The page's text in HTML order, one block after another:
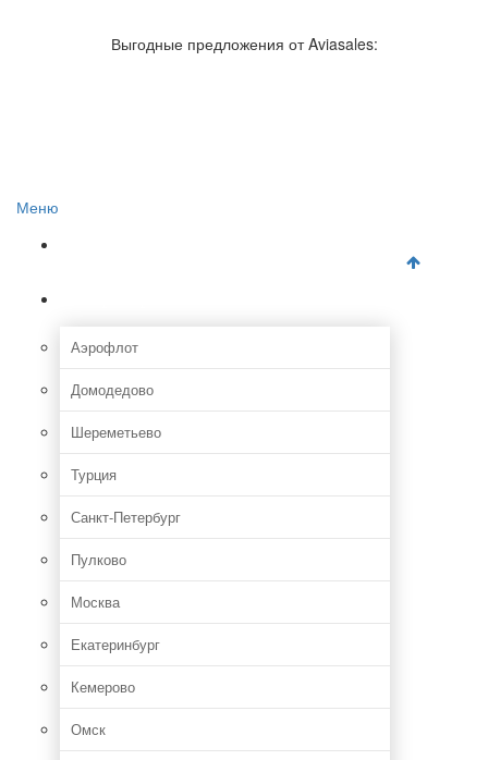
Отзывы об авиакомпаниях
Отзывы об аэропортах
Выгодные предложения от Aviasales:
Меню
Аэрофлот
Домодедово
Шереметьево
Турция
Санкт-Петербург
Пулково
Москва
Екатеринбург
Кемерово
Омск